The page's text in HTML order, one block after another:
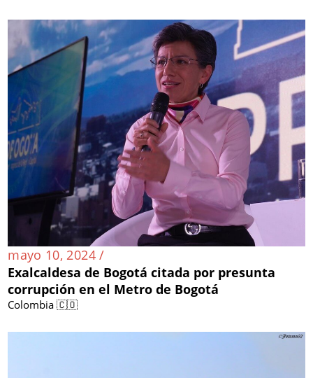
mayo 10, 2024 /
Exalcaldesa de Bogotá citada por presunta
corrupción en el Metro de Bogotá
Colombia 🇨🇴